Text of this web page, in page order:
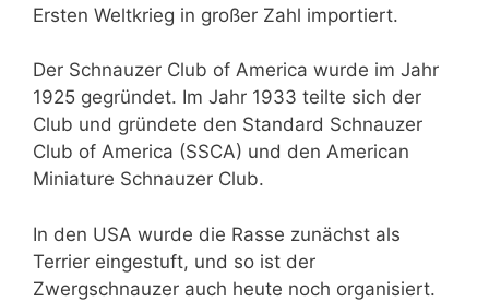
Ersten Weltkrieg in großer Zahl importiert.
Der Schnauzer Club of America wurde im Jahr
1925 gegründet. Im Jahr 1933 teilte sich der
Club und gründete den Standard Schnauzer
Club of America (SSCA) und den American
Miniature Schnauzer Club.
In den USA wurde die Rasse zunächst als
Terrier eingestuft, und so ist der
Zwergschnauzer auch heute noch organisiert.